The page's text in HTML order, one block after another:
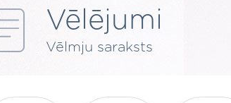
Vēlējumi
Vēlmju saraksts